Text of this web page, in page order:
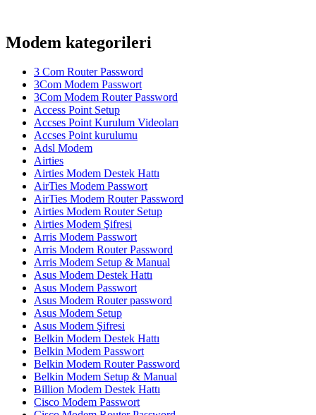
Modem kategorileri
3 Com Router Password
3Com Modem Passwort
3Com Modem Router Password
Access Point Setup
Accses Point Kurulum Videoları
Accses Point kurulumu
Adsl Modem
Airties
Airties Modem Destek Hattı
AirTies Modem Passwort
AirTies Modem Router Password
Airties Modem Router Setup
Airties Modem Şifresi
Arris Modem Passwort
Arris Modem Router Password
Arris Modem Setup & Manual
Asus Modem Destek Hattı
Asus Modem Passwort
Asus Modem Router password
Asus Modem Setup
Asus Modem Şifresi
Belkin Modem Destek Hattı
Belkin Modem Passwort
Belkin Modem Router Password
Belkin Modem Setup & Manual
Billion Modem Destek Hattı
Cisco Modem Passwort